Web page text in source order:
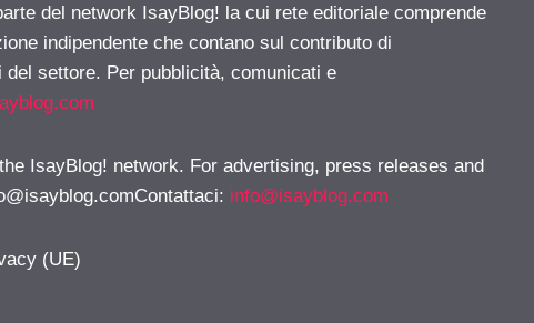
del network IsayBlog! la cui rete editoriale comprende
indipendente che contano sul contributo di
del settore. Per pubblicità, comunicati e
IsayBlog! network. For advertising, press releases and
: info@isayblog.com
(UE)